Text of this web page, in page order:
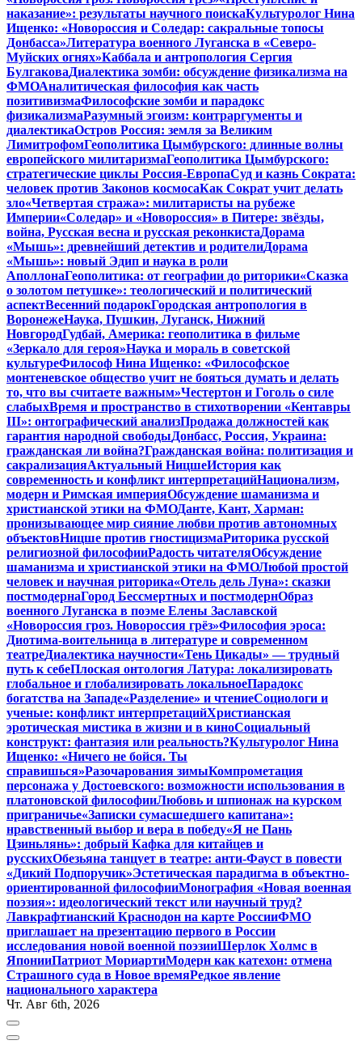
наказание»: результаты научного поискаКультуролог Нина
Ищенко: «Новороссия и Соледар: сакральные топосы
Донбасса»Литература военного Луганска в «Северо-
Муйских огнях»Каббала и антропология Сергия
БулгаковаДиалектика зомби: обсуждение физикализма на
ФМОАналитическая философия как часть
позитивизмаФилософские зомби и парадокс
физикализмаРазумный эгоизм: контраргументы и
диалектикаОстров Россия: земля за Великим
ЛимитрофомГеополитика Цымбурского: длинные волны
европейского милитаризмаГеополитика Цымбурского:
стратегические циклы Россия-ЕвропаСуд и казнь Сократа:
человек против Законов космосаКак Сократ учит делать
зло«Четвертая стража»: милитаристы на рубеже
Империи«Соледар» и «Новороссия» в Питере: звёзды,
война, Русская весна и русская реконкистаДорама
«Мышь»: древнейший детектив и родителиДорама
«Мышь»: новый Эдип и наука в роли
АполлонаГеополитика: от географии до риторики«Сказка
о золотом петушке»: теологический и политический
аспектВесенний подарокГородская антропология в
ВоронежеНаука, Пушкин, Луганск, Нижний
НовгородГудбай, Америка: геополитика в фильме
«Зеркало для героя»Наука и мораль в советской
культуреФилософ Нина Ищенко: «Философское
монтеневское общество учит не бояться думать и делать
то, что вы считаете важным»Честертон и Гоголь о силе
слабыхВремя и пространство в стихотворении «Кентавры
III»: онтографический анализПродажа должностей как
гарантия народной свободыДонбасс, Россия, Украина:
гражданская ли война?Гражданская война: политизация и
сакрализацияАктуальный НицшеИстория как
современность и конфликт интерпретацийНационализм,
модерн и Римская империяОбсуждение шаманизма и
христианской этики на ФМОДанте, Кант, Харман:
пронизывающее мир сияние любви против автономных
объектовНицше против гностицизмаРиторика русской
религиозной философииРадость читателяОбсуждение
шаманизма и христианской этики на ФМОЛюбой простой
человек и научная риторика«Отель дель Луна»: сказки
постмодернаГород Бессмертных и постмодернОбраз
военного Луганска в поэме Елены Заславской
«Новороссия гроз. Новороссия грёз»Философия эроса:
Диотима-воительница в литературе и современном
театреДиалектика научности«Тень Цикады» — трудный
путь к себеПлоская онтология Латура: локализировать
глобальное и глобализировать локальноеПарадокс
богатства на Западе«Разделение» и чтениеСоциологи и
ученые: конфликт интерпретацийХристианская
эротическая мистика в жизни и в киноСоциальный
конструкт: фантазия или реальность?Культуролог Нина
Ищенко: «Ничего не бойся. Ты
справишься»Разочарования зимыКомпрометация
персонажа у Достоевского: возможности использования в
платоновской философииЛюбовь и шпионаж на курском
приграничье«Записки сумасшедшего капитана»:
нравственный выбор и вера в победу«Я не Пань
Цзиньлянь»: добрый Кафка для китайцев и
русскихОбезьяна танцует в театре: анти-Фауст в повести
«Дикий Подпоручик»Эстетическая парадигма в объектно-
ориентированной философииМонография «Новая военная
поэзия»: идеологический текст или научный труд?
Лавкрафтианский Краснодон на карте РоссииФМО
приглашает на презентацию первого в России
исследования новой военной поэзииШерлок Холмс в
ЯпонииПатриот МориартиМодерн как катехон: отмена
Страшного суда в Новое времяРедкое явление
национального характера
Чт. Авг 6th, 2026